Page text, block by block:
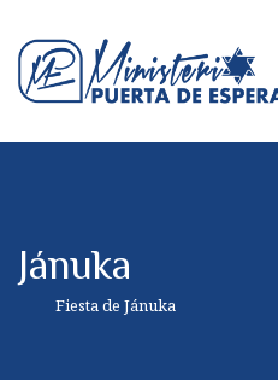
Jánuka
Fiesta de Jánuka
MPE TV